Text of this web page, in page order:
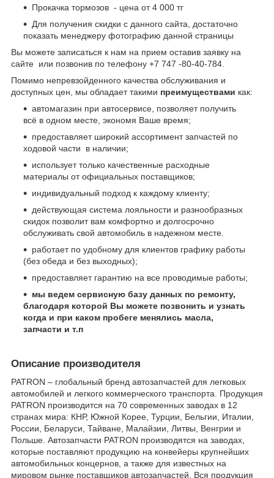
Прокачка тормозов - цена от 4 000 тг
Для получения скидки с данного сайта, достаточно
показать менеджеру фотографию данной страницы
Вы можете записаться к нам на прием оставив заявку на
сайте или позвонив по телефону +7 747 -80-40-784.
Помимо непревзойденного качества обслуживания и
доступных цен, мы обладает такими преимуществами как:
автомагазин при автосервисе, позволяет получить
всё в одном месте, экономя Ваше время;
предоставляет широкий ассортимент запчастей по
ходовой части в наличии;
использует только качественные расходные
материалы от официальных поставщиков;
индивидуальный подход к каждому клиенту;
действующая система лояльности и разнообразных
скидок позволит вам комфортно и долгосрочно
обслуживать свой автомобиль в надежном месте.
работает по удобному для клиентов графику работы
(без обеда и без выходных);
предоставляет гарантию на все проводимые работы;
мы ведем сервисную базу данных по ремонту,
благодаря которой Вы можете позвонить и узнать
когда и при каком пробеге менялись масла,
запчасти и т.п
Описание производителя
PATRON – глобальный бренд автозапчастей для легковых
автомобилей и легкого коммерческого транспорта. Продукция
PATRON производится на 70 современных заводах в 12
странах мира: КНР, Южной Корее, Турции, Бельгии, Италии,
России, Беларуси, Тайване, Малайзии, Литвы, Венгрии и
Польше. Автозапчасти PATRON производятся на заводах,
которые поставляют продукцию на конвейеры крупнейших
автомобильных концернов, а также для известных на
мировом рынке поставщиков автозапчастей. Вся продукция